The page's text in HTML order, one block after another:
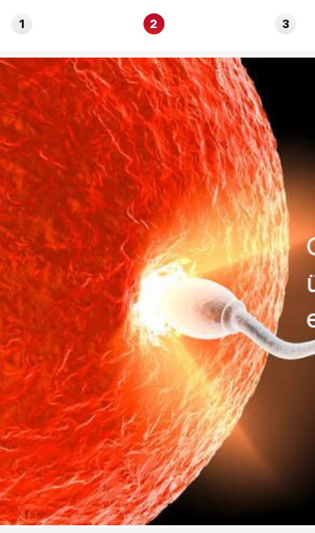
1 2 3